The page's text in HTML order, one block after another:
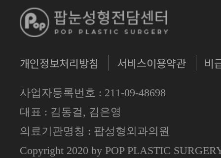
개인정보처리방침 서비스이용약관 비
사업자등록번호 : 211-09-48698
대표 : 김동걸, 김은영
의료기관명칭 : 팝성형외과의원
Copyright 2020 by POP PLASTIC